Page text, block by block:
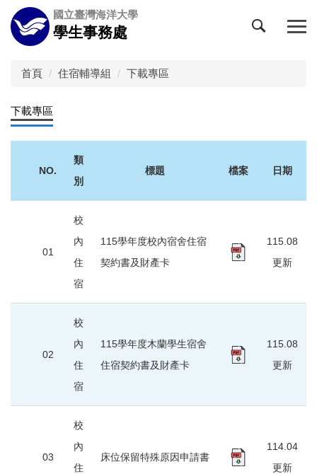
跳
到
主
區
國立臺灣海洋大學
學生事務處
首頁 住宿輔導組 下載專區
下載專區
NO.
類
別
標題 檔案 日期
01
校
內
住
宿
115學年度校內宿舍住宿
契約書及財產卡
115.08
更新
02
校
內
住
宿
115學年度木蘭學生宿舍
住宿契約書及財產卡
115.08
更新
03
校
內
住
床位保留特殊原因申請書
114.04
更新